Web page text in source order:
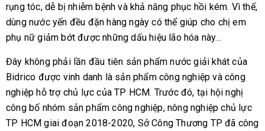
rụng tóc, dễ bị nhiễm bệnh và khả năng phục hồi kém. Vì thế,
dùng nước yến đều đặn hàng ngày có thể giúp cho chị em
phụ nữ giảm bớt được những dấu hiệu lão hóa này…
Đây không phải lần đầu tiên sản phẩm nước giải khát của
Bidrico được vinh danh là sản phẩm công nghiệp và công
nghiệp hỗ trợ chủ lực của TP HCM. Trước đó, tại hội nghị
công bố nhóm sản phẩm công nghiệp, nông nghiệp chủ lực
TP HCM giai đoạn 2018-2020, Sở Công Thương TP đã công